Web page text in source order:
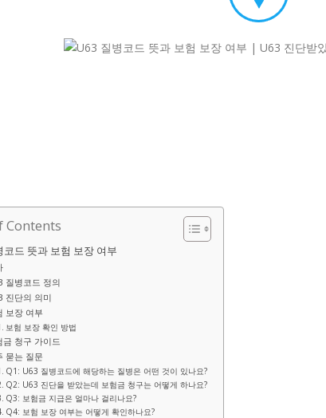
Contents
코드 뜻과 보험 보장 여부
질병코드 정의
진단의 의미
보장 여부
보험 보장 확인 방법
금 청구 가이드
묻는 질문
Q1: U63 질병코드에 해당하는 질병은 어떤 것이 있나요?
Q2: U63 진단을 받았는데 보험금 청구는 어떻게 하나요?
Q3: 보험금 지급은 얼마나 걸리나요?
Q4: 보험 보장 여부는 어떻게 확인하나요?